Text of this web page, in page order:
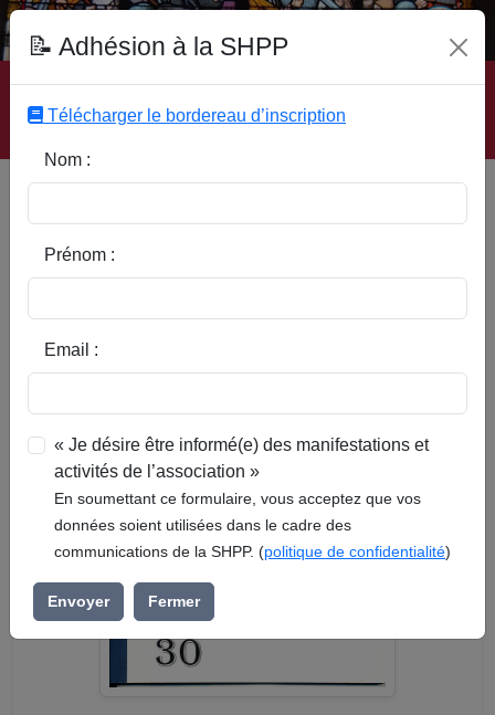
Accueil | Site SHPP | Auteurs | Editeurs | Rubriques |
Sous-Rubriques | Mots-Clefs | Contact
Marie-Thérèse
📝 Adhésion à la SHPP
Télécharger le bordereau d’inscription
Nom :
Prénom :
Email :
« Je désire être informé(e) des manifestations et
activités de l’association »
En soumettant ce formulaire, vous acceptez que vos
données soient utilisées dans le cadre des
communications de la SHPP. (politique de confidentialité)
Envoyer Fermer